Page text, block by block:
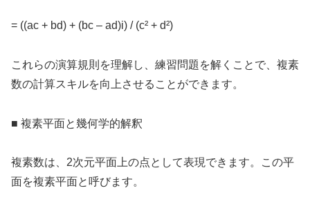
= ((ac + bd) + (bc – ad)i) / (c² + d²)
これらの演算規則を理解し、練習問題を解くことで、複素
数の計算スキルを向上させることができます。
■ 複素平面と幾何学的解釈
複素数は、2次元平面上の点として表現できます。この平
面を複素平面と呼びます。